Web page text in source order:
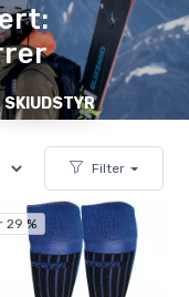
SKIUDSTYR
Filter
29 %